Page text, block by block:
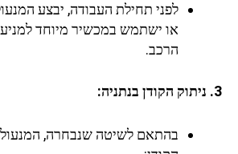
לפני תחילת העבודה, יבצע
או ישתמש במכשיר מיוחד
הרכב.
3. ניתוק הקודן בנתניה:
בהתאם לשיטה שנבחרה,